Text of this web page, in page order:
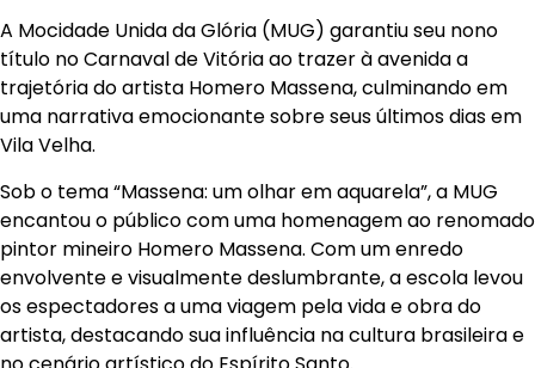
A Mocidade Unida da Glória (MUG) garantiu seu nono
título no Carnaval de Vitória ao trazer à avenida a
trajetória do artista Homero Massena, culminando em
uma narrativa emocionante sobre seus últimos dias em
Vila Velha.
Sob o tema “Massena: um olhar em aquarela”, a MUG
encantou o público com uma homenagem ao renomado
pintor mineiro Homero Massena. Com um enredo
envolvente e visualmente deslumbrante, a escola levou
os espectadores a uma viagem pela vida e obra do
artista, destacando sua influência na cultura brasileira e